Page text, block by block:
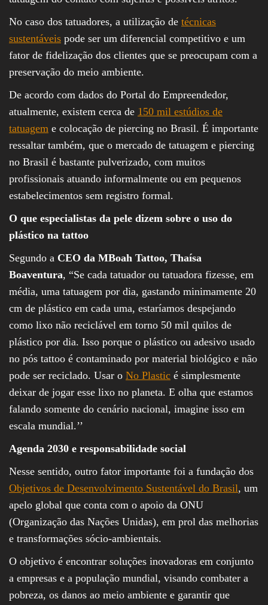
No caso dos tatuadores, a utilização de técnicas
sustentáveis pode ser um diferencial competitivo e um
fator de fidelização dos clientes que se preocupam com a
preservação do meio ambiente.
De acordo com dados do Portal do Empreendedor,
atualmente, existem cerca de 150 mil estúdios de
tatuagem e colocação de piercing no Brasil. É importante
ressaltar também, que o mercado de tatuagem e piercing
no Brasil é bastante pulverizado, com muitos
profissionais atuando informalmente ou em pequenos
estabelecimentos sem registro formal.
O que especialistas da pele dizem sobre o uso do
plástico na tattoo
Segundo a CEO da MBoah Tattoo, Thaísa
Boaventura, “Se cada tatuador ou tatuadora fizesse, em
média, uma tatuagem por dia, gastando minimamente 20
cm de plástico em cada uma, estaríamos despejando
como lixo não reciclável em torno 50 mil quilos de
plástico por dia. Isso porque o plástico ou adesivo usado
no pós tattoo é contaminado por material biológico e não
pode ser reciclado. Usar o No Plastic é simplesmente
deixar de jogar esse lixo no planeta. E olha que estamos
falando somente do cenário nacional, imagine isso em
escala mundial.’’
Agenda 2030 e responsabilidade social
Nesse sentido, outro fator importante foi a fundação dos
Objetivos de Desenvolvimento Sustentável do Brasil, um
apelo global que conta com o apoio da ONU
(Organização das Nações Unidas), em prol das melhorias
e transformações sócio-ambientais.
O objetivo é encontrar soluções inovadoras em conjunto
a empresas e a população mundial, visando combater a
pobreza, os danos ao meio ambiente e garantir que